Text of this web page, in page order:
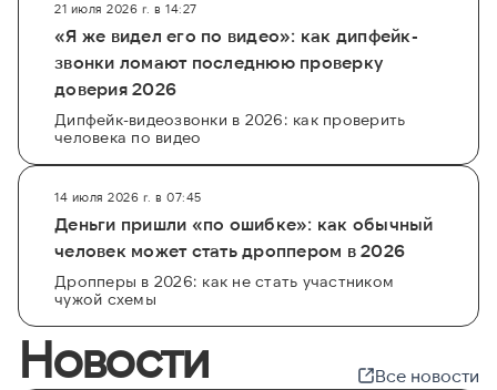
21 июля 2026 г. в 14:27
«Я же видел его по видео»: как дипфейк-
звонки ломают последнюю проверку
доверия 2026
Дипфейк-видеозвонки в 2026: как проверить
человека по видео
14 июля 2026 г. в 07:45
Деньги пришли «по ошибке»: как обычный
человек может стать дроппером в 2026
Дропперы в 2026: как не стать участником
чужой схемы
Новости Все новости